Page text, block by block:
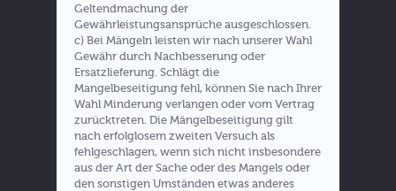
Geltendmachung der
Gewährleistungsansprüche ausgeschlossen.
c) Bei Mängeln leisten wir nach unserer Wahl
Gewähr durch Nachbesserung oder
Ersatzlieferung. Schlägt die
Mangelbeseitigung fehl, können Sie nach Ihrer
Wahl Minderung verlangen oder vom Vertrag
zurücktreten. Die Mängelbeseitigung gilt
nach erfolglosem zweiten Versuch als
fehlgeschlagen, wenn sich nicht insbesondere
aus der Art der Sache oder des Mangels oder
den sonstigen Umständen etwas anderes